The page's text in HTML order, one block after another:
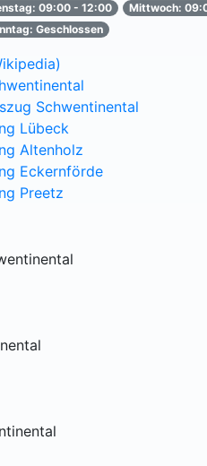
09:00 - 12:00 Mittwoch:
Geschlossen
Schwentinental
Lübeck
Altenholz
Eckernförde
Preetz